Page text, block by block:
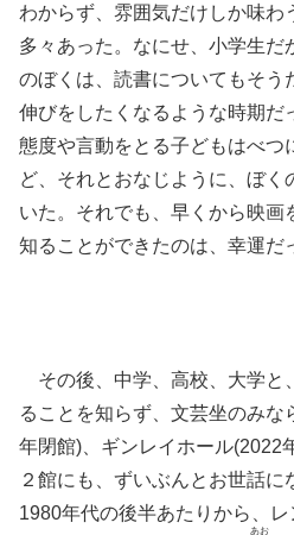
わからず、雰囲気だけしか味わ
多々あった。なにせ、小学生
のぼくは、読書についてもそう
伸びをしたくなるような時期だ
態度や言動をとる子どもはべつ
ど、それとおなじように、ぼく
いた。それでも、早くから映画
知ることができたのは、幸運だ
その後、中学、高校、大学と
ることを知らず、文芸坐のみな
年閉館)、ギンレイホール(2022
２館にも、ずいぶんとお世話
1980年代の後半あたりから、
あお